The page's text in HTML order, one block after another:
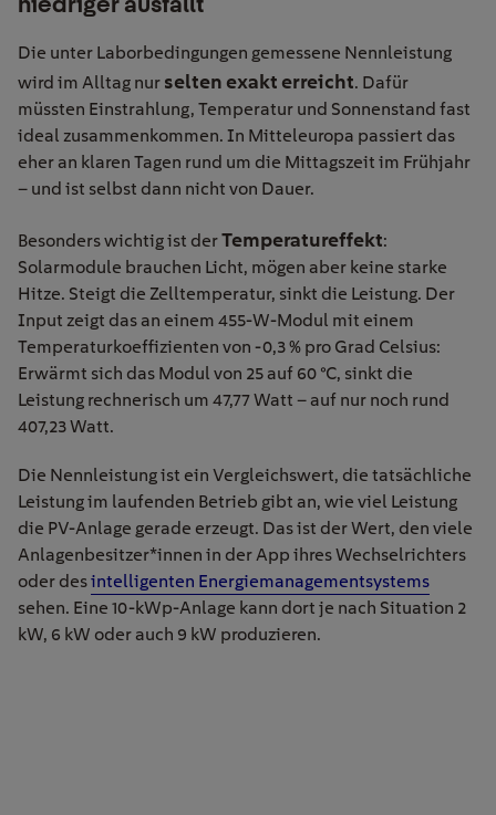
Die unter Laborbedingungen gemessene Nennleistung
wird im Alltag nur selten exakt erreicht. Dafür
müssten Einstrahlung, Temperatur und Sonnenstand fast
ideal zusammenkommen. In Mitteleuropa passiert das
eher an klaren Tagen rund um die Mittagszeit im Frühjahr
– und ist selbst dann nicht von Dauer.
Besonders wichtig ist derTemperatureffekt:
Solarmodule brauchen Licht, mögen aber keine starke
Hitze. Steigt die Zelltemperatur, sinkt die Leistung. Der
Input zeigt das an einem 455-W-Modul mit einem
Temperaturkoeffizienten von -0,3 % pro Grad Celsius:
Erwärmt sich das Modul von 25 auf 60 °C, sinkt die
Leistung rechnerisch um 47,77 Watt – auf nur noch rund
407,23 Watt.
Die Nennleistung ist ein Vergleichswert, die tatsächliche
Leistung im laufenden Betrieb gibt an, wie viel Leistung
die PV-Anlage gerade erzeugt. Das ist der Wert, den viele
Anlagenbesitzer*innen in der App ihres Wechselrichters
oder desintelligenten Energiemanagementsystems
sehen. Eine 10-kWp-Anlage kann dort je nach Situation 2
kW, 6 kW oder auch 9 kW produzieren.